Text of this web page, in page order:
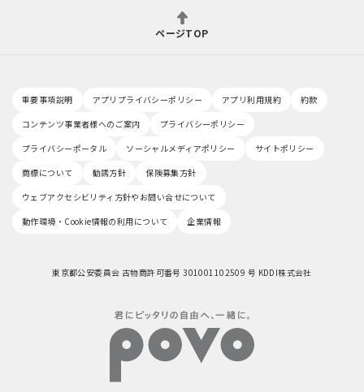
ページTOP
重要事項説明 アプリプライバシーポリシー アプリ利用規約
約款
コンテンツ事業者様へのご案内
プライバシーポリシー
プライバシーポータル
ソーシャルメディアポリシー
サイトポリシー
商標について
勧誘方針
保険募集方針
ウェブアクセシビリティ方針やお問い合せについて
動作環境・Cookie情報の利用について
企業情報
東京都公安委員会 古物商許可番号 301001102509 号 KDDI株式会社